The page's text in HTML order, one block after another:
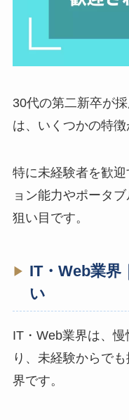
30代の第二新卒が
は、いくつかの特徴
特に未経験者を歓
ョン能力やポータ
狙い目です。
IT・Web業界
い
IT・Web業界は、
り、未経験からで
界です。